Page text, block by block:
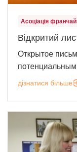
Асоціація
Відкритий
Открытое
дізнатися більше